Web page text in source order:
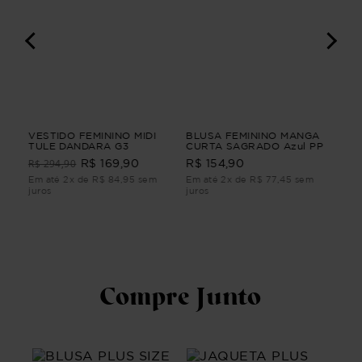
VESTIDO FEMININO MIDI
TULE DANDARA G3
R$ 294,90 R$ 169,90
Em até 2x de R$ 84,95 sem
juros
BLUSA FEMININO MANGA
CURTA SAGRADO Azul PP
R$ 154,90
Em até 2x de R$ 77,45 sem
juros
Compre Junto